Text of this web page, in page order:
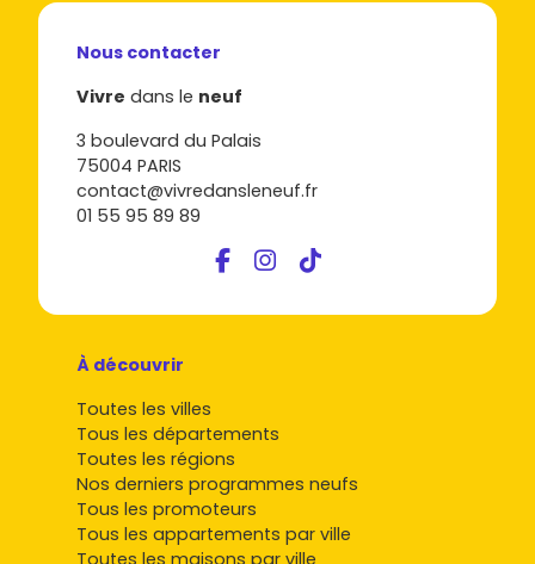
Nous contacter
Vivre dans le neuf
3 boulevard du Palais
75004 PARIS
contact@vivredansleneuf.fr
01 55 95 89 89
À découvrir
Toutes les villes
Tous les départements
Toutes les régions
Nos derniers programmes neufs
Tous les promoteurs
Tous les appartements par ville
Toutes les maisons par ville